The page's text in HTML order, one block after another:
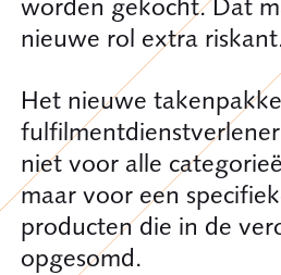
worden gekocht. Dat
nieuwe rol extra
Het nieuwe
niet voor alle
maar voor een
producten die in de
opgesomd.